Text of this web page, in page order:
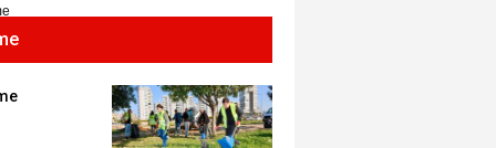
Ulusumuz:
KEMAL ZEYBEK